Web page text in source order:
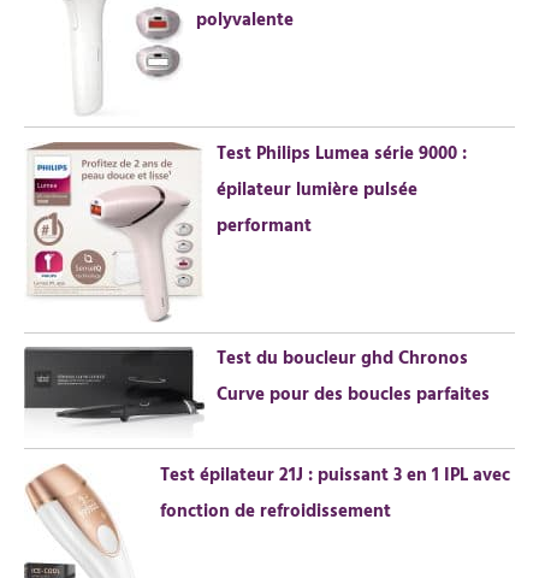
polyvalente
Test Philips Lumea série 9000 :
épilateur lumière pulsée
performant
Test du boucleur ghd Chronos
Curve pour des boucles parfaites
Test épilateur 21J : puissant 3 en 1 IPL avec
fonction de refroidissement